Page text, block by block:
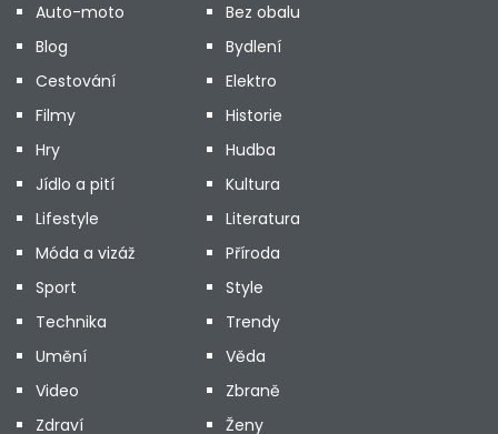
Auto-moto
Bez obalu
Blog
Bydlení
Cestování
Elektro
Filmy
Historie
Hry
Hudba
Jídlo a pití
Kultura
Lifestyle
Literatura
Móda a vizáž
Příroda
Sport
Style
Technika
Trendy
Umění
Věda
Video
Zbraně
Zdraví
Ženy